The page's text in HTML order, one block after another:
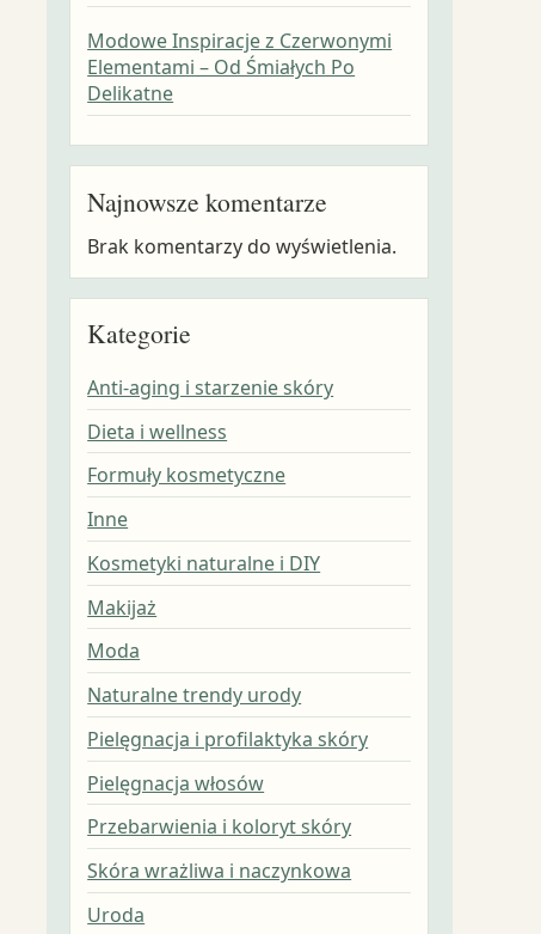
Modowe Inspiracje z Czerwonymi
Elementami – Od Śmiałych Po
Delikatne
Najnowsze komentarze
Brak komentarzy do wyświetlenia.
Kategorie
Anti-aging i starzenie skóry
Dieta i wellness
Formuły kosmetyczne
Inne
Kosmetyki naturalne i DIY
Makijaż
Moda
Naturalne trendy urody
Pielęgnacja i profilaktyka skóry
Pielęgnacja włosów
Przebarwienia i koloryt skóry
Skóra wrażliwa i naczynkowa
Uroda